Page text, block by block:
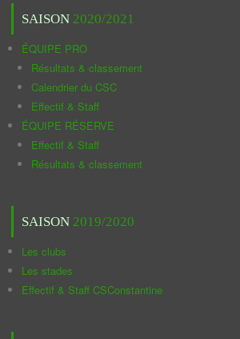
SAISON 2020/2021
ÉQUIPE PRO
Résultats & classement
Calendrier du CSC
Effectif & Staff
ÉQUIPE RÉSERVE
Effectif & Staff
Résultats & classement
SAISON 2019/2020
Les clubs
Les stades
Effectif & Staff CSConstantine